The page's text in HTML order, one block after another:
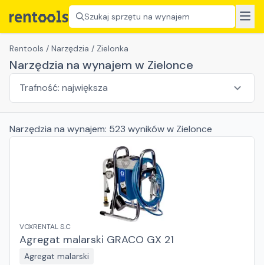
Szukaj sprzętu na wynajem
Rentools / Narzędzia / Zielonka
Narzędzia na wynajem w Zielonce
Narzędzia na wynajem: 523 wynikóww Zielonce
VOXRENTAL S.C
Agregat malarski GRACO GX 21
Agregat malarski